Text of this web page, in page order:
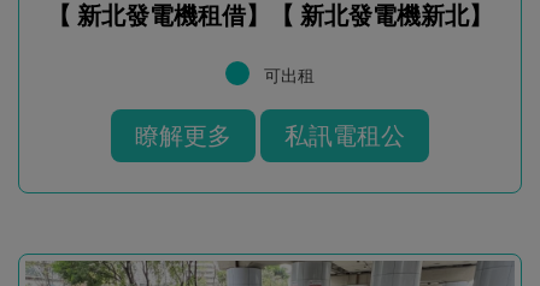
【 新北發電機租借】【 新北發電機新北】
可出租
瞭解更多 私訊電租公